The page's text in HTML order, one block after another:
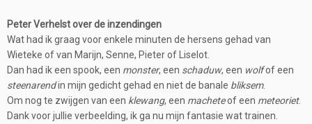
Peter Verhelst over de inzendingen
Wat had ik graag voor enkele minuten de hersens gehad van
Wieteke of van Marijn, Senne, Pieter of Liselot.
Dan had ik een spook, een monster, een schaduw, een wolfof een
steenarendin mijn gedicht gehad en niet de banale bliksem.
Om nog te zwijgen van een klewang, een macheteof een meteoriet.
Dank voor jullie verbeelding, ik ga nu mijn fantasie wat trainen.